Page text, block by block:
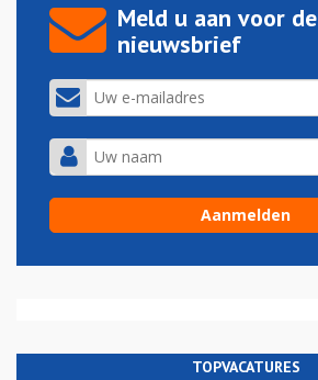
Meld u aan voor de
nieuwsbrief
TOPVACATURES